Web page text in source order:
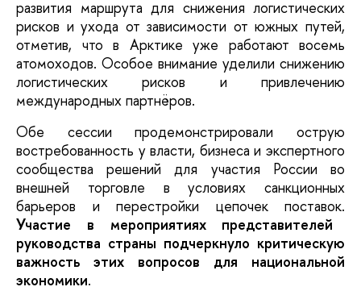
развития маршрута для снижения логистических
рисков и ухода от зависимости от южных путей,
отметив, что в Арктике уже работают восемь
атомоходов. Особое внимание уделили снижению
логистических рисков и привлечению
международных партнёров.
Обе сессии продемонстрировали острую
востребованность у власти, бизнеса и экспертного
сообщества решений для участия России во
внешней торговле в условиях санкционных
барьеров и перестройки цепочек поставок.
Участие в мероприятиях представителей
руководства страны подчеркнуло критическую
важность этих вопросов для национальной
экономики.